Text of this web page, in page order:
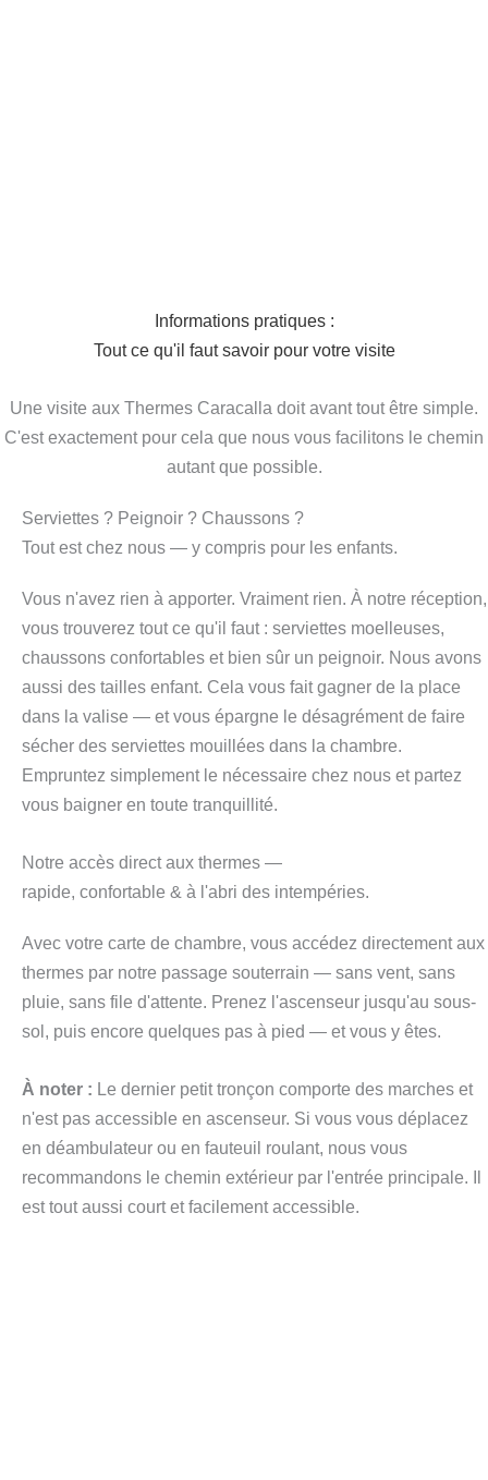
Informations pratiques :
Tout ce qu'il faut savoir pour votre visite
Une visite aux Thermes Caracalla doit avant tout être simple.
C'est exactement pour cela que nous vous facilitons le chemin
autant que possible.
Serviettes ? Peignoir ? Chaussons ?
Tout est chez nous — y compris pour les enfants.
Vous n'avez rien à apporter. Vraiment rien. À notre réception,
vous trouverez tout ce qu'il faut : serviettes moelleuses,
chaussons confortables et bien sûr un peignoir. Nous avons
aussi des tailles enfant. Cela vous fait gagner de la place
dans la valise — et vous épargne le désagrément de faire
sécher des serviettes mouillées dans la chambre.
Empruntez simplement le nécessaire chez nous et partez
vous baigner en toute tranquillité.
Notre accès direct aux thermes —
rapide, confortable & à l'abri des intempéries.
Avec votre carte de chambre, vous accédez directement aux
thermes par notre passage souterrain — sans vent, sans
pluie, sans file d'attente. Prenez l'ascenseur jusqu'au sous-
sol, puis encore quelques pas à pied — et vous y êtes.
À noter : Le dernier petit tronçon comporte des marches et
n'est pas accessible en ascenseur. Si vous vous déplacez
en déambulateur ou en fauteuil roulant, nous vous
recommandons le chemin extérieur par l'entrée principale. Il
est tout aussi court et facilement accessible.